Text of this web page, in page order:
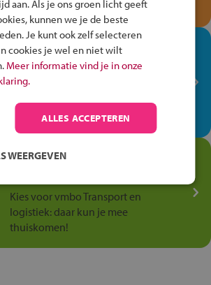
en win een Cortina-fiets!
In de winkel ben je op je
plek!
Ontdek via het vmbo jouw talent
op de winkelvloer, waar elke dag
anders is!
Jouw talent in de
Kies voor vmbo Transport en
logistiek: daar kun je mee
thuiskomen!
aan. Als je ons groen licht geeft
kunnen we je de beste
Je kunt ook zelf selecteren
cookies je wel en niet wilt
Meer informatie vind je in onze
ALLES ACCEPTEREN
WEERGEVEN